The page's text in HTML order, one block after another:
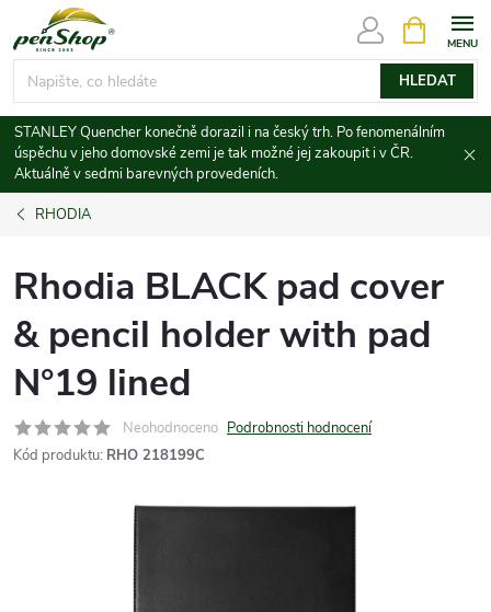
na
obsah
HLEDAT
NÁKUPNÍ
KOŠÍK
STANLEY Quencher konečně dorazil i na český trh. Po fenomenálním
úspěchu v jeho domovské zemi je tak možné jej zakoupit i v ČR.
Aktuálně v sedmi barevných provedeních.
RHODIA
Rhodia BLACK pad cover
& pencil holder with pad
N°19 lined
Neohodnoceno Podrobnosti hodnocení
Kód produktu: RHO 218199C